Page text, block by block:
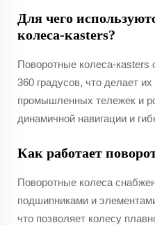
Для чего
колеса-кasters?
Поворотные колеса-кasters
360 градусов, что делает
промышленных тележек и
динамичной навигации и
Как работает
Поворотные колеса
подшипниками и
что позволяет колесу